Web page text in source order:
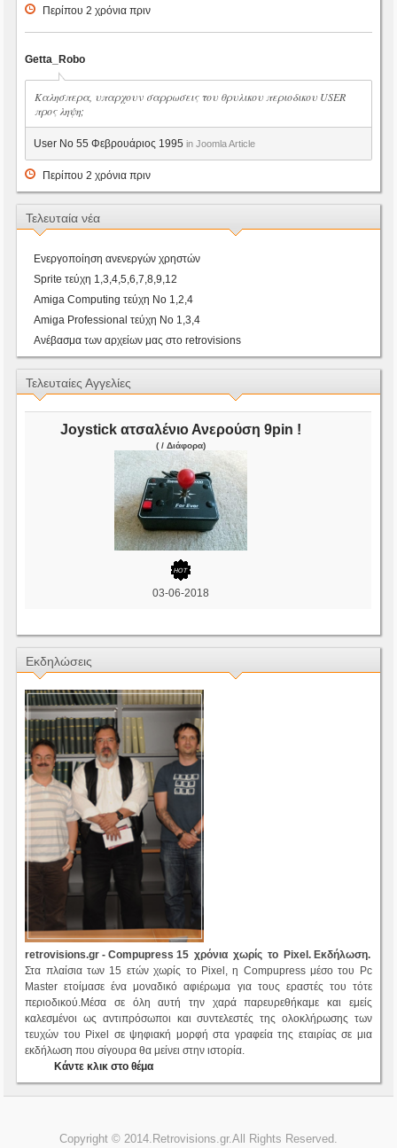
Περίπου 2 χρόνια πριν
Getta_Robo
Καλησπερα, υπαρχουν σαρρωσεις του θρυλικου περιοδικου USER
προς ληψη;
User No 55 Φεβρουάριος 1995 in Joomla Article
Περίπου 2 χρόνια πριν
Τελευταία νέα
Ενεργοποίηση ανενεργών χρηστών
Sprite τεύχη 1,3,4,5,6,7,8,9,12
Amiga Computing τεύχη Νο 1,2,4
Amiga Professional τεύχη Νο 1,3,4
Ανέβασμα των αρχείων μας στο retrovisions
Τελευταίες Αγγελίες
Joystick ατσαλένιο Ανερούση 9pin !
( / Διάφορα)
03-06-2018
Εκδηλώσεις
retrovisions.gr - Compupress 15 χρόνια χωρίς το Pixel. Εκδήλωση.
Στα πλαίσια των 15 ετών χωρίς το Pixel, η Compupress μέσο του Pc
Master ετοίμασε ένα μοναδικό αφιέρωμα για τους εραστές του τότε
περιοδικού.Μέσα σε όλη αυτή την χαρά παρευρεθήκαμε και εμείς
καλεσμένοι ως αντιπρόσωποι και συντελεστές της ολοκλήρωσης των
τευχών του Pixel σε ψηφιακή μορφή στα γραφεία της εταιρίας σε μια
εκδήλωση που σίγουρα θα μείνει στην ιστορία.
Κάντε κλικ στο θέμα
Copyright © 2014.Retrovisions.gr.All Rights Reserved.